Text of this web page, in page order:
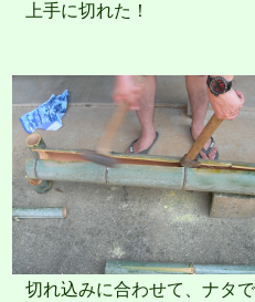
上手に切れた！
切れ込みに合わせて、ナタ